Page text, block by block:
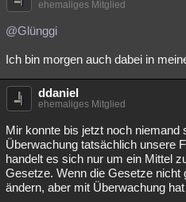
ehemaliges Mitglied
@Glünggi
Ich bin morgen auch dabei in
ddaniel
ehemaliges Mitglied
Mir konnte bis jetzt noch niemand
Überwachung tatsächlich unsere
handelt es sich nur um ein Mittel
Gesetze. Wenn die Gesetze nicht
ändern, aber mit Überwachung